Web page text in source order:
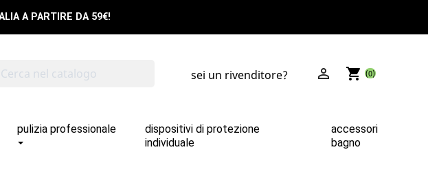
A PARTIRE DA 59€!
sei un rivenditore?  shopping_cart (0)
pulizia professionale
dispositivi di protezione
individuale
accessori
bagno